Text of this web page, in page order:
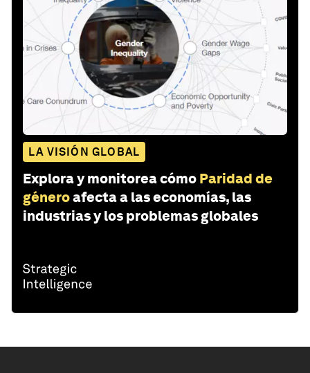
LA VISIÓN GLOBAL
Explora y monitorea cómo Paridad de
géneroafecta a las economías, las
industrias y los problemas globales